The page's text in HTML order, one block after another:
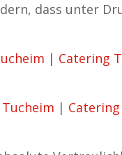
dass unter
| Catering
|